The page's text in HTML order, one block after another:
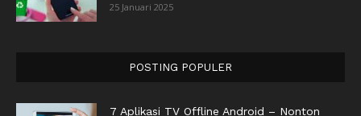
25 Januari 2025
POSTING POPULER
7 Aplikasi TV Offline Android – Nonton